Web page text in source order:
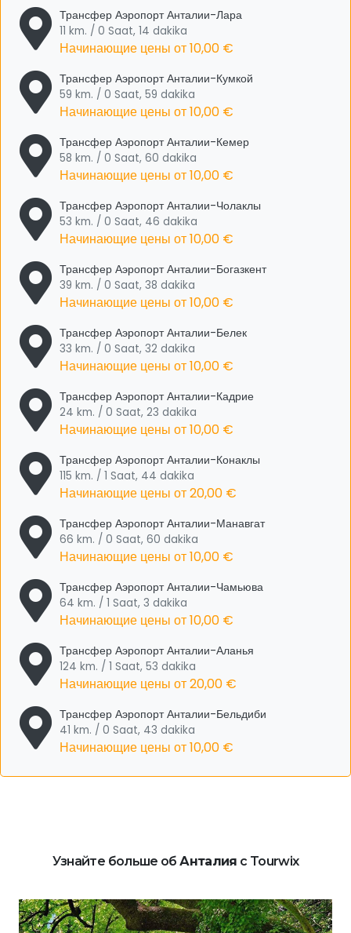
Трансфер Аэропорт Анталии-Лара
11 km. / 0 Saat, 14 dakika
Начинающие цены от10,00 €
Трансфер Аэропорт Анталии-Кумкой
59 km. / 0 Saat, 59 dakika
Начинающие цены от10,00 €
Трансфер Аэропорт Анталии-Кемер
58 km. / 0 Saat, 60 dakika
Начинающие цены от10,00 €
Трансфер Аэропорт Анталии-Чолаклы
53 km. / 0 Saat, 46 dakika
Начинающие цены от10,00 €
Трансфер Аэропорт Анталии-Богазкент
39 km. / 0 Saat, 38 dakika
Начинающие цены от10,00 €
Трансфер Аэропорт Анталии-Белек
33 km. / 0 Saat, 32 dakika
Начинающие цены от10,00 €
Трансфер Аэропорт Анталии-Кадрие
24 km. / 0 Saat, 23 dakika
Начинающие цены от10,00 €
Трансфер Аэропорт Анталии-Конаклы
115 km. / 1 Saat, 44 dakika
Начинающие цены от20,00 €
Трансфер Аэропорт Анталии-Манавгат
66 km. / 0 Saat, 60 dakika
Начинающие цены от10,00 €
Трансфер Аэропорт Анталии-Чамьюва
64 km. / 1 Saat, 3 dakika
Начинающие цены от10,00 €
Трансфер Аэропорт Анталии-Аланья
124 km. / 1 Saat, 53 dakika
Начинающие цены от20,00 €
Трансфер Аэропорт Анталии-Бельдиби
41 km. / 0 Saat, 43 dakika
Начинающие цены от10,00 €
Узнайте больше обАнталия с Tourwix